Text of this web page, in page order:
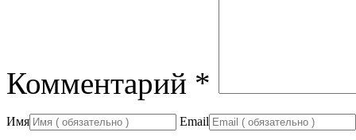
Комментарий *
Имя Email